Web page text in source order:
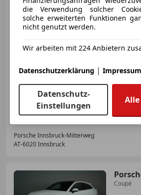
€ 209
09/2025 12 000 km
Porsche Innsbruck-Mitterweg
AT-6020 Innsbruck
Coupé
die Verwendung solcher
solche erweiterten Funktionen
nicht genutzt werden.
Wir arbeiten mit 224 Anbietern
Datenschutzerklärung | Impressum
Datenschutz-
Einstellungen